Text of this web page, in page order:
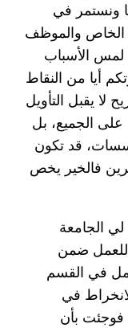
ونستمر في
الخاص والموظف
لمس الأسباب
أيا من النقاط
لا يقبل التأويل
على الجميع، بل
قد تكون
فالخير يخص
الجامعة
للعمل ضمن
في القسم
في
بأن